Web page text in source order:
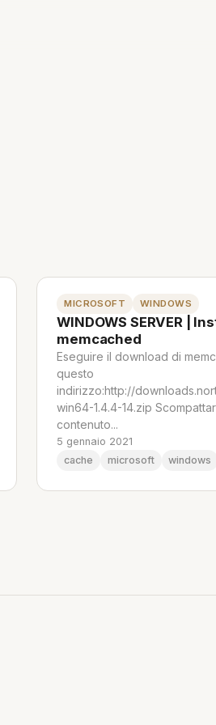
MICROSOFT WINDOWS
WINDOWS SERVER |
memcached
Eseguire il download di
questo
indirizzo:http://
win64-1.4.4-14.zip
contenuto...
5 gennaio 2021
cache
microsoft windows